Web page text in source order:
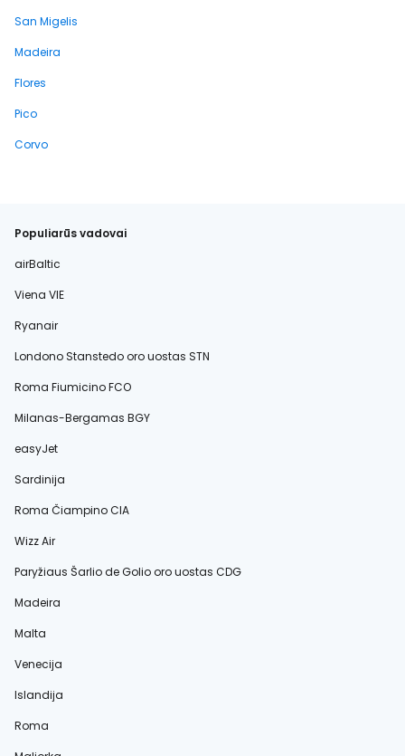
San Migelis
Madeira
Flores
Pico
Corvo
Populiarūs vadovai
airBaltic
Viena VIE
Ryanair
Londono Stanstedo oro uostas STN
Roma Fiumicino FCO
Milanas-Bergamas BGY
easyJet
Sardinija
Roma Čiampino CIA
Wizz Air
Paryžiaus Šarlio de Golio oro uostas CDG
Madeira
Malta
Venecija
Islandija
Roma